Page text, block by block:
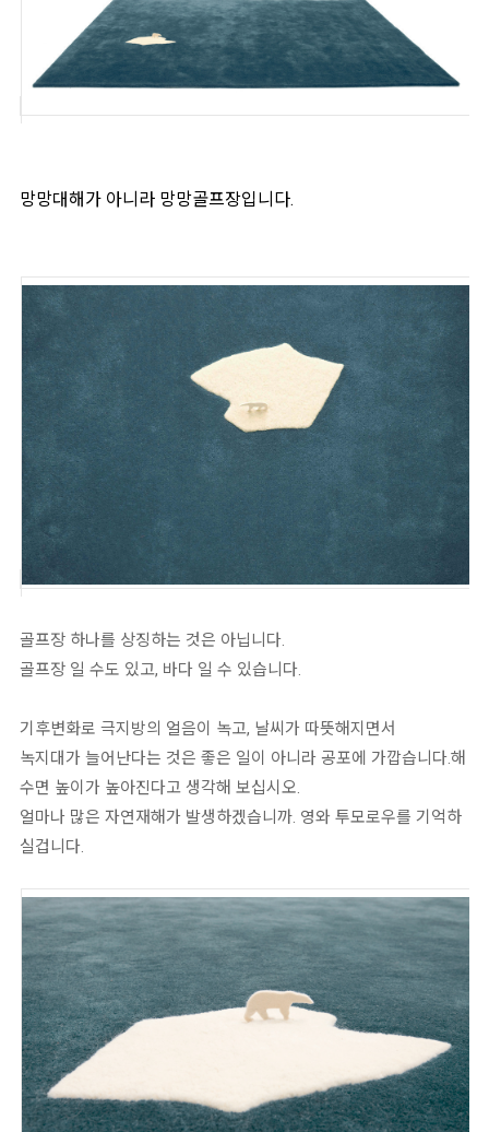
망망대해가 아니라 망망골프장입니다.
골프장 하나를 상징하는 것은 아닙니다.
골프장 일 수도 있고, 바다 일 수 있습니다.
기후변화로 극지방의 얼음이 녹고, 날씨가 따뜻해지면서
녹지대가 늘어난다는 것은 좋은 일이 아니라 공포에 가깝습니다.해
수면 높이가 높아진다고 생각해 보십시오.
얼마나 많은 자연재해가 발생하겠습니까. 영와 투모로우를 기억하
실겁니다.